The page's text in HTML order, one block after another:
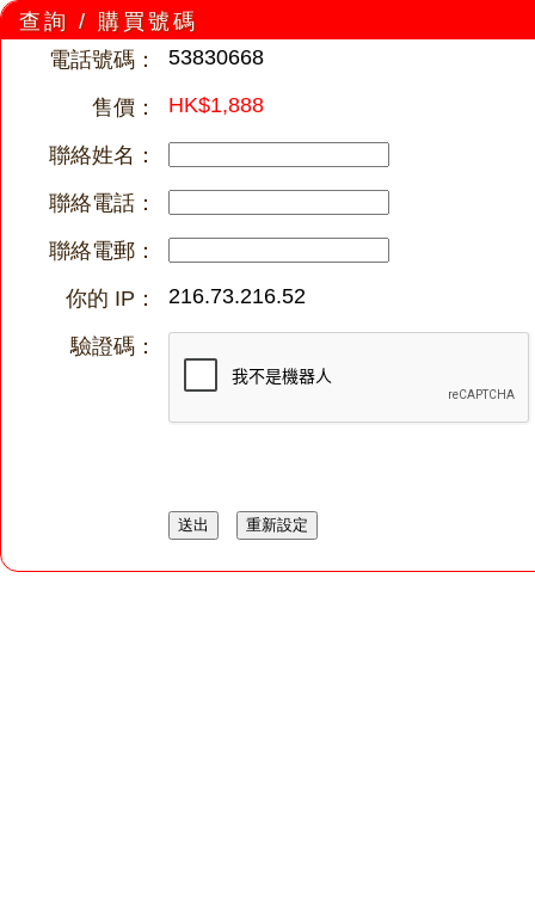
查詢 / 購買號碼
電話號碼：
53830668
售價： HK$1,888
聯絡姓名：
聯絡電話：
聯絡電郵：
你的 IP：
216.73.216.52
驗證碼：